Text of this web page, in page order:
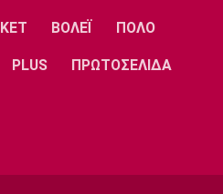
Σίτι
ΒΟΛΕΪ ΠΟΛΟ
PLUS ΠΡΩΤΟΣΕΛΙΔΑ